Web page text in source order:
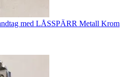
med LÅSSPÄRR Metall Krom